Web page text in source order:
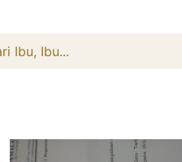
Ibu, Ibu...